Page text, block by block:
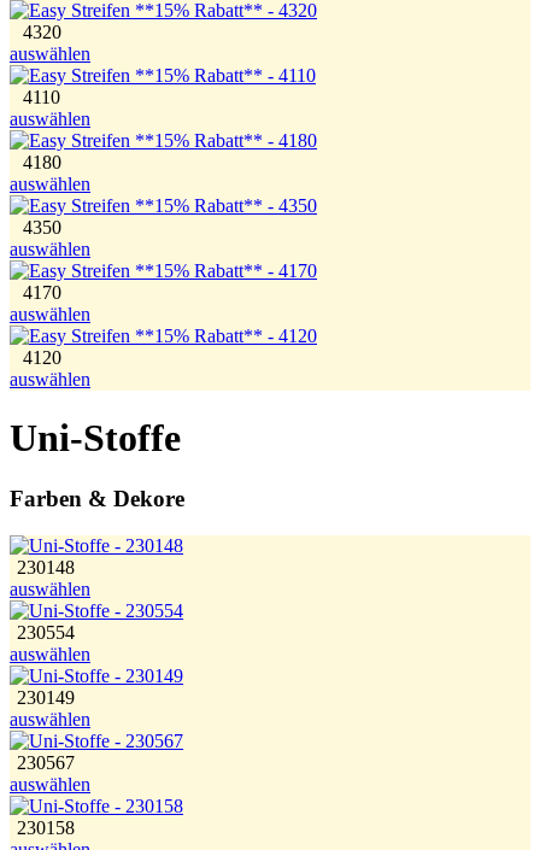
4320
auswählen
4110
auswählen
4180
auswählen
4350
auswählen
4170
auswählen
4120
auswählen
Uni-Stoffe
Farben & Dekore
230148
auswählen
230554
auswählen
230149
auswählen
230567
auswählen
230158